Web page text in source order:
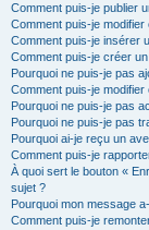
Comment puis-je publier
Comment puis-je
Comment puis-je insérer
Comment puis-je créer
Pourquoi ne puis-je pas
Comment puis-je
Pourquoi ne puis-je pas
Pourquoi ne puis-je pas
Pourquoi ai-je reçu un
Comment puis-je
À quoi sert le bouton «
sujet ?
Pourquoi mon message
Comment puis-je